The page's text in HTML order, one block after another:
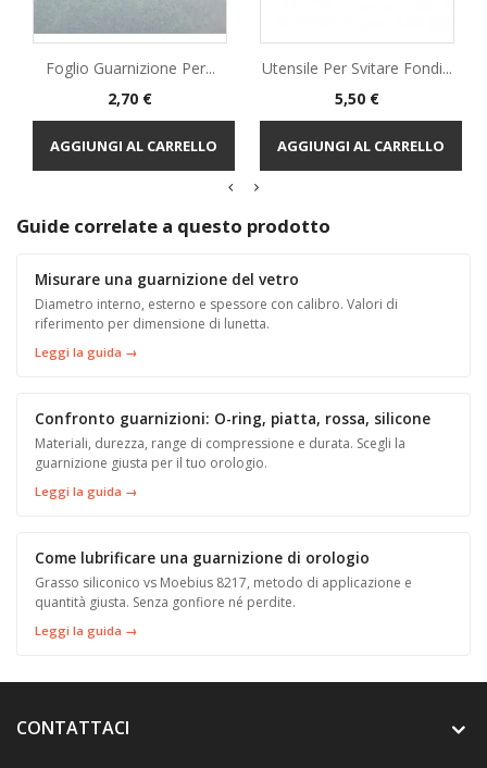
Foglio Guarnizione Per...
Prezzo
2,70 €
AGGIUNGI AL CARRELLO
Utensile Per Svitare Fondi...
Prezzo
5,50 €
AGGIUNGI AL CARRELLO
Guide correlate a questo prodotto
Misurare una guarnizione del vetro
Diametro interno, esterno e spessore con calibro. Valori di
riferimento per dimensione di lunetta.
Leggi la guida →
Confronto guarnizioni: O-ring, piatta, rossa, silicone
Materiali, durezza, range di compressione e durata. Scegli la
guarnizione giusta per il tuo orologio.
Leggi la guida →
Come lubrificare una guarnizione di orologio
Grasso siliconico vs Moebius 8217, metodo di applicazione e
quantità giusta. Senza gonfiore né perdite.
Leggi la guida →
CONTATTACI